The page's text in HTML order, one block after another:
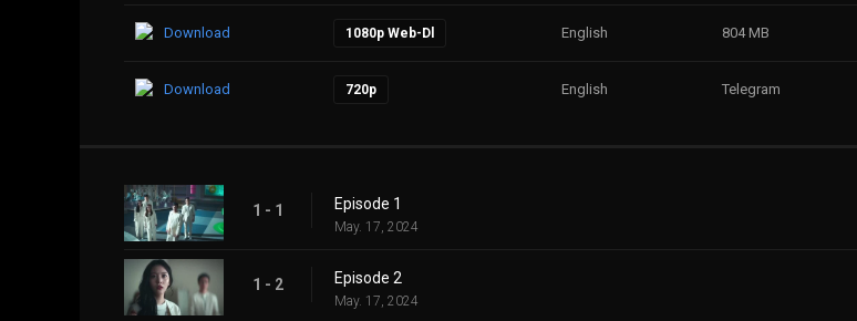
Download 1080p Web-Dl English 804 MB
Download 720p English Telegram
1 - 1 Episode 1
May. 17, 2024
1 - 2 Episode 2
May. 17, 2024